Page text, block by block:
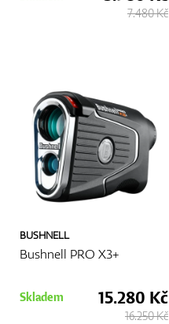
7.480 Kč
BUSHNELL
Bushnell PRO X3+
Skladem 15.280 Kč
16.250 Kč